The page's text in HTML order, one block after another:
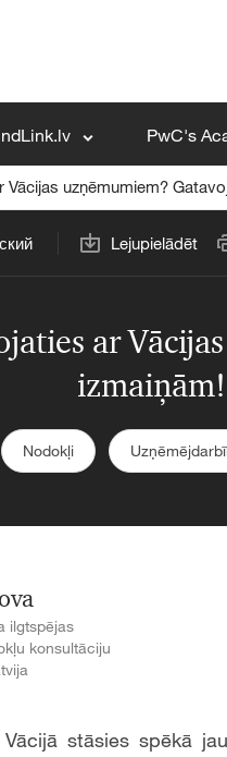
PwC's
Vācijas uzņēmumiem?
Lejupielādēt
ar
Nodokļi
ilgtspējas
konsultāciju
stāsies spēkā